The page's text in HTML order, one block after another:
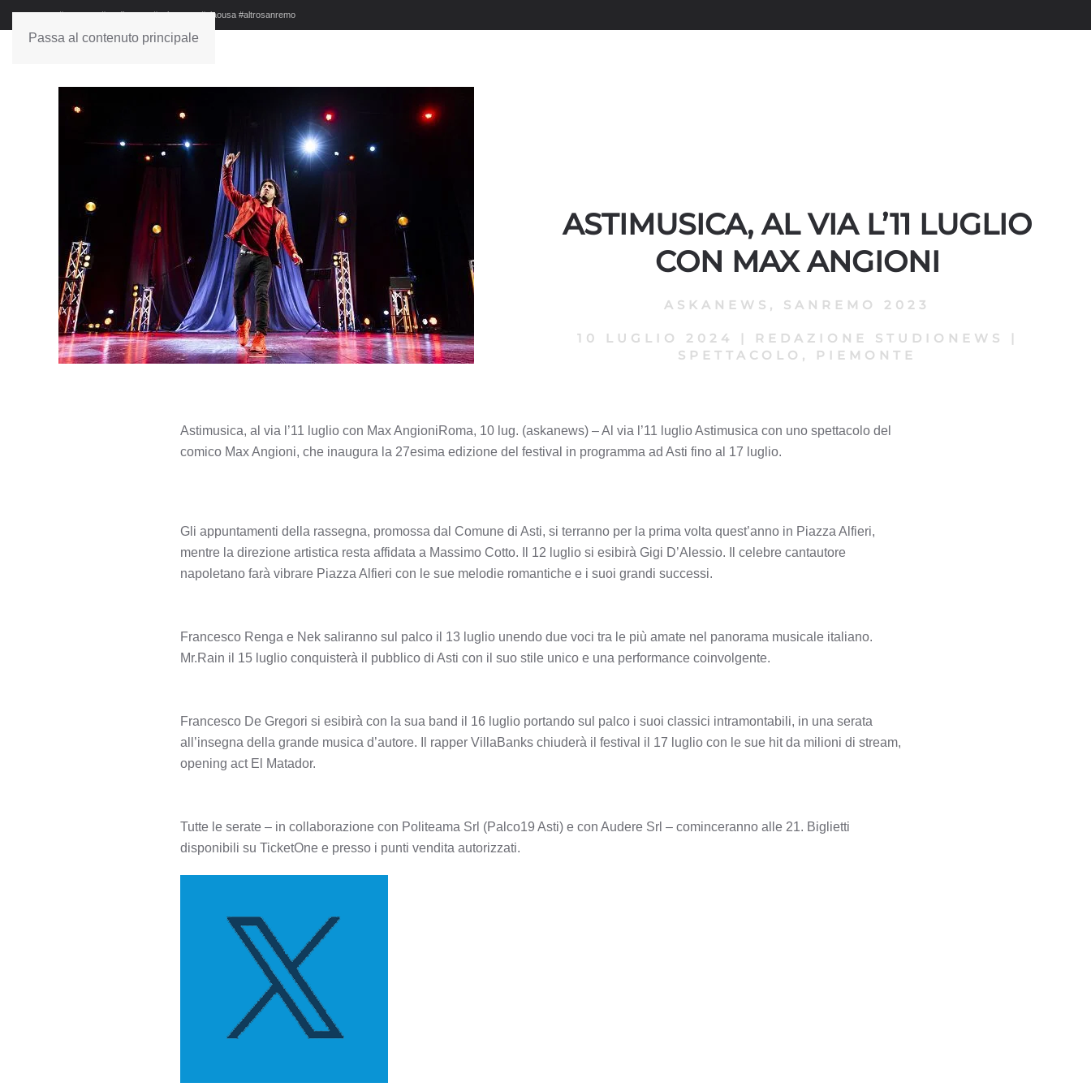
Passa al contenuto principale
#sanremo #studionews #askanews #ciaousa #altrosanremo
ASTIMUSICA, AL VIA L’11 LUGLIO
CON MAX ANGIONI
ASKANEWS , SANREMO 2023
10 LUGLIO 2024 | REDAZIONE STUDIONEWS
|
SPETTACOLO, PIEMONTE
Astimusica, al via l’11 luglio con Max AngioniRoma, 10 lug. (askanews) – Al via l’11 luglio Astimusica con uno spettacolo del
comico Max Angioni, che inaugura la 27esima edizione del festival in programma ad Asti fino al 17 luglio.
Gli appuntamenti della rassegna, promossa dal Comune di Asti, si terranno per la prima volta quest’anno in Piazza Alfieri,
mentre la direzione artistica resta affidata a Massimo Cotto. Il 12 luglio si esibirà Gigi D’Alessio. Il celebre cantautore
napoletano farà vibrare Piazza Alfieri con le sue melodie romantiche e i suoi grandi successi.
Francesco Renga e Nek saliranno sul palco il 13 luglio unendo due voci tra le più amate nel panorama musicale italiano.
Mr.Rain il 15 luglio conquisterà il pubblico di Asti con il suo stile unico e una performance coinvolgente.
Francesco De Gregori si esibirà con la sua band il 16 luglio portando sul palco i suoi classici intramontabili, in una serata
all’insegna della grande musica d’autore. Il rapper VillaBanks chiuderà il festival il 17 luglio con le sue hit da milioni di stream,
opening act El Matador.
Tutte le serate – in collaborazione con Politeama Srl (Palco19 Asti) e con Audere Srl – cominceranno alle 21. Biglietti
disponibili su TicketOne e presso i punti vendita autorizzati.